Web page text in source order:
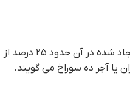
به آجری که به وسیله سوراخ های ایجاد شده در آن حدود ۲۵ درصد از
یا آجر ده سوراخ می گویند.